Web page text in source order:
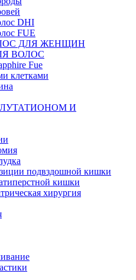
DHI
FUE
ДЛЯ ЖЕНЩИН
ВОЛОС
Fue
клетками
И
подвздошной кишки
кишки
хирургия